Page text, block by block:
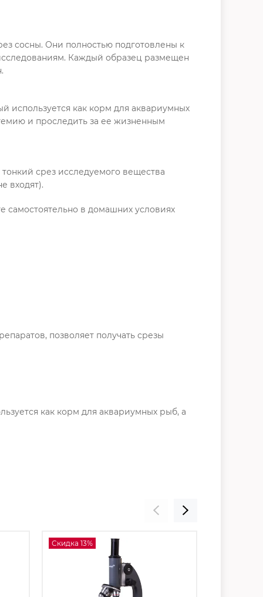
сосны. Они полностью подготовлены к
Каждый образец размещен
используется как корм для аквариумных
и проследить за ее жизненным
срез исследуемого вещества
входят).
в домашних условиях
позволяет получать срезы
как корм для аквариумных рыб, а
Скидка 13%